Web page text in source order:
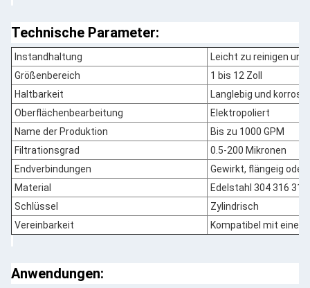
Technische Parameter:
Instandhaltung
Leicht zu reinigen
Größenbereich
1 bis 12 Zoll
Haltbarkeit
Langlebig und
Oberflächenbearbeitung
Elektropoliert
Name der Produktion
Bis zu 1000 GPM
Filtrationsgrad
0.5-200 Mikronen
Endverbindungen
Gewirkt, flängeig
Material
Edelstahl 304 316
Schlüssel
Zylindrisch
Vereinbarkeit
Kompatibel mit einer
Anwendungen: